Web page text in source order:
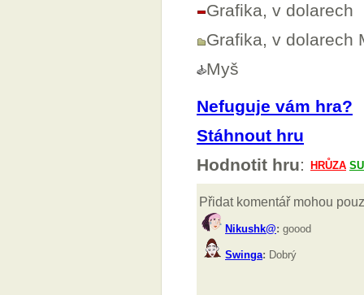
Grafika, v dolarech
Grafika, v dolarech
Myš
Nefuguje vám hra?
Stáhnout hru
Hodnotit hru: